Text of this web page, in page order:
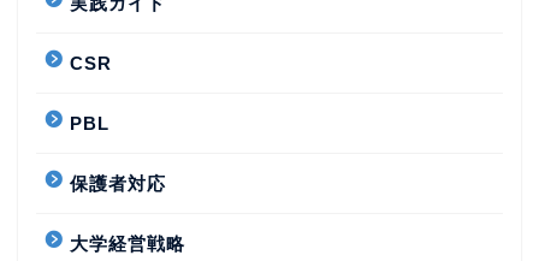
CSR
PBL
保護者対応
大学経営戦略